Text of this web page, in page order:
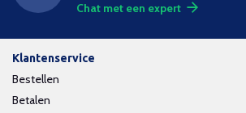
Chat met een expert
Klantenservice
Bestellen
Betalen